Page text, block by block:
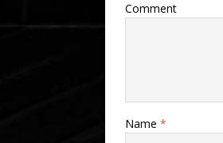
Comment
Name *